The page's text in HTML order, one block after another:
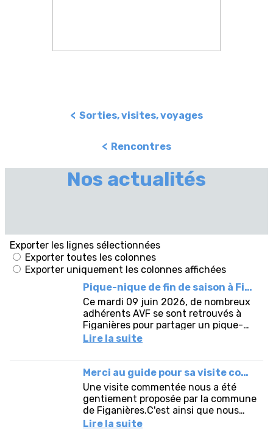
< Sorties, visites, voyages
< Rencontres
Nos actualités